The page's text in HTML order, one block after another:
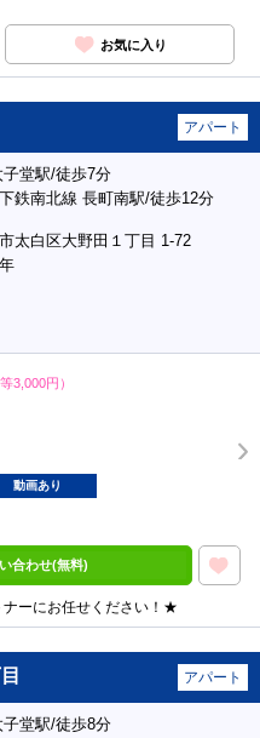
お気に入り
アパート
堂駅/徒歩7分
鉄南北線 長町南駅/徒歩12分
太白区大野田１丁目 1-72
3,000円）
動画あり
合わせ(無料)
ーにお任せください！★
アパート
堂駅/徒歩8分